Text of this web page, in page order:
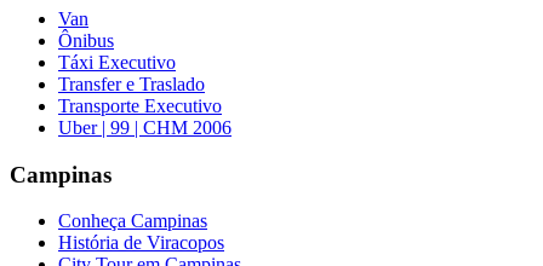
Van
Ônibus
Táxi Executivo
Transfer e Traslado
Transporte Executivo
Uber | 99 | CHM 2006
Campinas
Conheça Campinas
História de Viracopos